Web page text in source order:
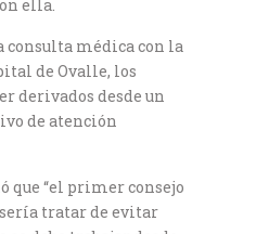
ella.
consulta médica con la
de Ovalle, los
derivados desde un
de atención
que “el primer consejo
tratar de evitar